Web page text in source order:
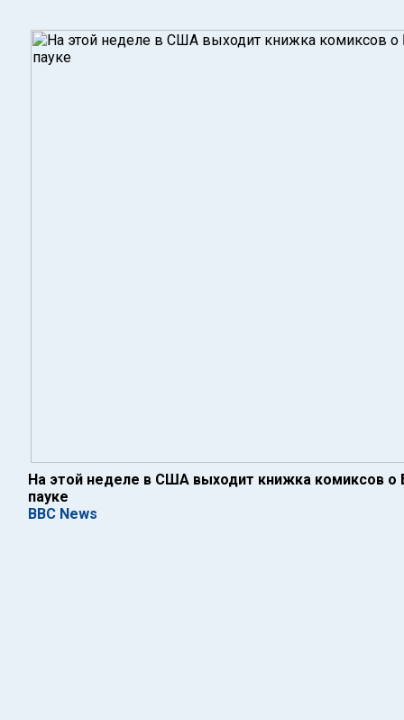
На этой неделе в США выходит книжка комиксов о
пауке
BBC News